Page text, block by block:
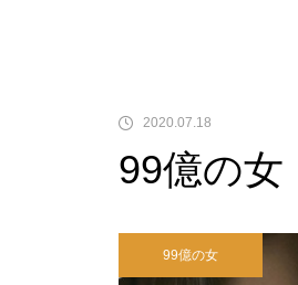
2020.07.18
99億の
99億の女